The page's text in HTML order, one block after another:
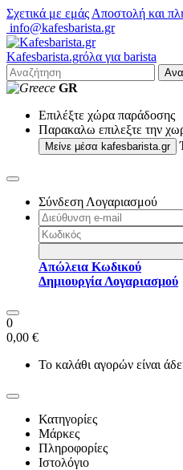
Σχετικά με εμάς Αποστολή και
info@kafesbarista.gr
Kafesbarista.grόλα για barista
GR
Επιλέξτε χώρα παράδοσης
Παρακαλω επιλεξτε την
Μείνε μέσα kafesbarista.gr
Σύνδεση Λογαριασμού
Απώλεια Κωδικού
Δημιουργία Λογαριασμού
0
0,00 €
Το καλάθι αγορών είναι
Κατηγορίες
Μάρκες
Πληροφορίες
Ιστολόγιο